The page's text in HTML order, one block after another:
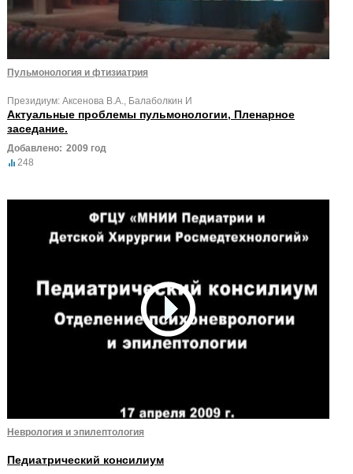
Пульмонология и фтизиатрия
Президиум: Аксенова В.А., Балаболкин И
Актуальные проблемы пульмонологии, Пленарное
заседание.
Добавлено: 2009 год
248
Неврология и эпилептология
Педиатрический консилиум